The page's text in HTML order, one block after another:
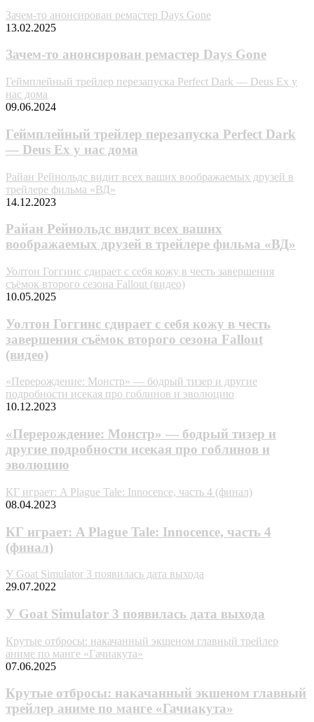
Зачем-то анонсирован ремастер Days Gone
13.02.2025
Зачем-то анонсирован ремастер Days Gone
Геймплейный трейлер перезапуска Perfect Dark — Deus Ex у
нас дома
09.06.2024
Геймплейный трейлер перезапуска Perfect Dark
— Deus Ex у нас дома
Райан Рейнольдс видит всех ваших воображаемых друзей в
трейлере фильма «ВД»
14.12.2023
Райан Рейнольдс видит всех ваших
воображаемых друзей в трейлере фильма «ВД»
Уолтон Гоггинс сдирает с себя кожу в честь завершения
съёмок второго сезона Fallout (видео)
10.05.2025
Уолтон Гоггинс сдирает с себя кожу в честь
завершения съёмок второго сезона Fallout
(видео)
«Перерождение: Монстр» — бодрый тизер и другие
подробности исекая про гоблинов и эволюцию
10.12.2023
«Перерождение: Монстр» — бодрый тизер и
другие подробности исекая про гоблинов и
эволюцию
КГ играет: A Plague Tale: Innocence, часть 4 (финал)
08.04.2023
КГ играет: A Plague Tale: Innocence, часть 4
(финал)
У Goat Simulator 3 появилась дата выхода
29.07.2022
У Goat Simulator 3 появилась дата выхода
Крутые отбросы: накачанный экшеном главный трейлер
аниме по манге «Гачиакута»
07.06.2025
Крутые отбросы: накачанный экшеном главный
трейлер аниме по манге «Гачиакута»